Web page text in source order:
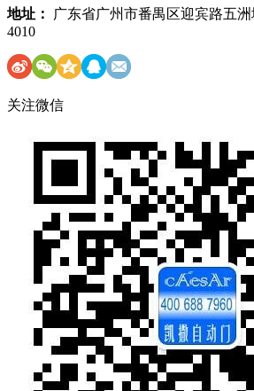
地址：
广东省广州市番禺区迎宾路五
4010
关注微信